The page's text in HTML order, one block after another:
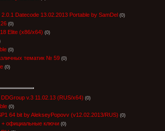
Datecode 13.02.2013 Portable by SamDel (0)
(0)
Elite (x86/x64) (0)
(0)
тематик № 59 (0)
(0)
v.3 11.02.13 (RUS/x64) (0)
(0)
64 bit by AlekseyPopovv (v12.02.2013/RUS) (0)
+ официальные ключи (0)